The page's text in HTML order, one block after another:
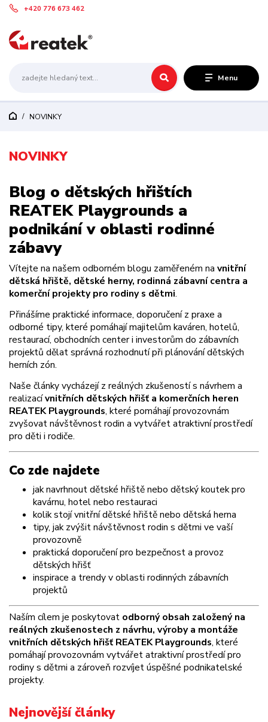
Menu
+420 776 673 462
NOVINKY
NOVINKY
Blog o dětských hřištích
REATEK Playgrounds a
podnikání v oblasti rodinné
zábavy
Vítejte na našem odborném blogu zaměřeném na vnitřní
dětská hřiště, dětské herny, rodinná zábavní centra a
komerční projekty pro rodiny s dětmi.
Přinášíme praktické informace, doporučení z praxe a
odborné tipy, které pomáhají majitelům kaváren, hotelů,
restaurací, obchodních center i investorům do zábavních
projektů dělat správná rozhodnutí při plánování dětských
herních zón.
Naše články vycházejí z reálných zkušeností s návrhem a
realizacívnitřních dětských hřišť a komerčních heren
REATEK Playgrounds, které pomáhají provozovnám
zvyšovat návštěvnost rodin a vytvářet atraktivní prostředí
pro děti i rodiče.
Co zde najdete
jak navrhnout dětské hřiště nebo dětský koutek pro
kavárnu, hotel nebo restauraci
kolik stojí vnitřní dětské hřiště nebo dětská herna
tipy, jak zvýšit návštěvnost rodin s dětmi ve vaší
provozovně
praktická doporučení pro bezpečnost a provoz
dětských hřišť
inspirace a trendy v oblasti rodinných zábavních
projektů
Naším cílem je poskytovat odborný obsah založený na
reálných zkušenostech z návrhu, výroby a montáže
vnitřních dětských hřišť REATEK Playgrounds, které
pomáhají provozovnám vytvářet atraktivní prostředí pro
rodiny s dětmi a zároveň rozvíjet úspěšné podnikatelské
projekty.
Nejnovější články